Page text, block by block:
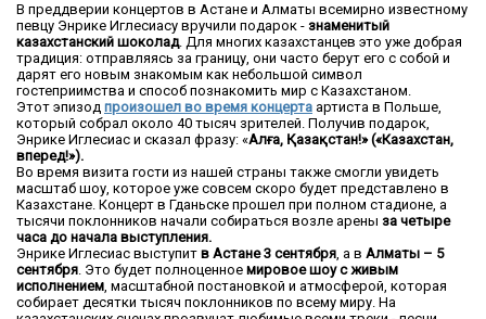
В преддверии концертов в Астане и Алматы всемирно известному
певцу Энрике Иглесиасу вручили подарок - знаменитый
казахстанский шоколад. Для многих казахстанцев это уже добрая
традиция: отправляясь за границу, они часто берут его с собой и
дарят его новым знакомым как небольшой символ
гостеприимства и способ познакомить мир с Казахстаном.
Этот эпизод произошел во время концерта артиста в Польше,
который собрал около 40 тысяч зрителей. Получив подарок,
Энрике Иглесиас и сказал фразу: «Алға, Қазақстан!» («Казахстан,
вперед!»).
Во время визита гости из нашей страны также смогли увидеть
масштаб шоу, которое уже совсем скоро будет представлено в
Казахстане. Концерт в Гданьске прошел при полном стадионе, а
тысячи поклонников начали собираться возле арены за четыре
часа до начала выступления.
Энрике Иглесиас выступит в Астане3 сентября, а в Алматы – 5
сентября. Это будет полноценное мировое шоу с живым
исполнением, масштабной постановкой и атмосферой, которая
собирает десятки тысяч поклонников по всему миру. На